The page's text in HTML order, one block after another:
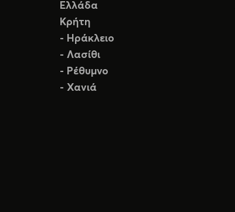
Ελλάδα
Κρήτη
- Ηράκλειο
- Λασίθι
- Ρέθυμνο
- Χανιά